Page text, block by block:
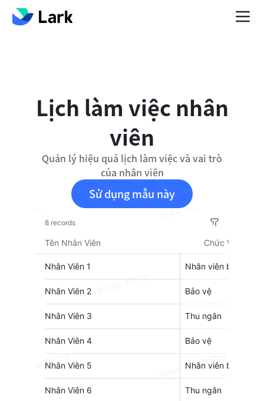
Lịch làm việc nhân
viên
Quản lý hiệu quả lịch làm việc và vai trò
của nhân viên
Sử dụng mẫu này